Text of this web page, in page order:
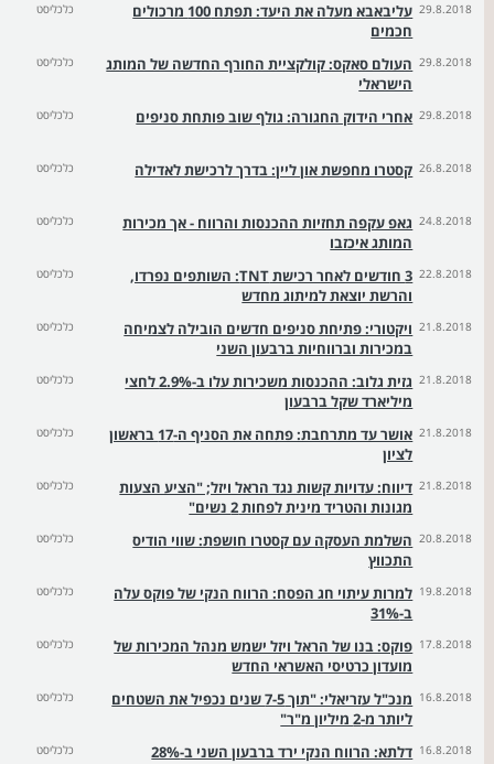
29.8.2018
עליבאבא מעלה את היעד: תפתח 100 מרכולים
חכמים
כלכליסט
29.8.2018 העולם סאקס: קולקציית החורף החדשה של המותג
הישראלי
כלכליסט
29.8.2018 אחרי הידוק החגורה: גולף שוב פותחת סניפים כלכליסט
26.8.2018 קסטרו מחפשת און ליין: בדרך לרכישת לאדילה כלכליסט
24.8.2018 גאפ עקפה תחזיות ההכנסות והרווח - אך מכירות
המותג איכזבו
כלכליסט
22.8.2018
3 חודשים לאחר רכישת TNT: השותפים נפרדו,
והרשת יוצאת למיתוג מחדש
כלכליסט
21.8.2018 ויקטורי: פתיחת סניפים חדשים הובילה לצמיחה
במכירות וברווחיות ברבעון השני
כלכליסט
21.8.2018
גזית גלוב: ההכנסות משכירות עלו ב-2.9% לחצי
מיליארד שקל ברבעון
כלכליסט
21.8.2018
אושר עד מתרחבת: פתחה את הסניף ה-17 בראשון
לציון
כלכליסט
21.8.2018 דיווח: עדויות קשות נגד הראל ויזל; "הציע הצעות
מגונות והטריד מינית לפחות 2 נשים"
כלכליסט
20.8.2018 השלמת העסקה עם קסטרו חושפת: שווי הודיס
התכווץ
כלכליסט
19.8.2018 למרות עיתוי חג הפסח: הרווח הנקי של פוקס עלה
ב-31%
כלכליסט
17.8.2018 פוקס: בנו של הראל ויזל ישמש מנהל המכירות של
מועדון כרטיסי האשראי החדש
כלכליסט
16.8.2018
מנכ"ל עזריאלי: "תוך 7-5 שנים נכפיל את השטחים
ליותר מ-2 מיליון מ"ר"
כלכליסט
16.8.2018 דלתא: הרווח הנקי ירד ברבעון השני ב-28% כלכליסט